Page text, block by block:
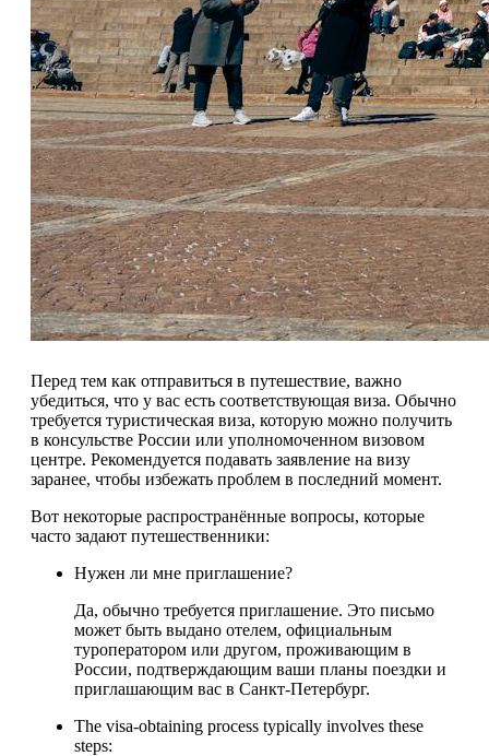
Перед тем как отправиться в путешествие, важно
убедиться, что у вас есть соответствующая виза. Обычно
требуется туристическая виза, которую можно получить
в консульстве России или уполномоченном визовом
центре. Рекомендуется подавать заявление на визу
заранее, чтобы избежать проблем в последний момент.
Вот некоторые распространённые вопросы, которые
часто задают путешественники:
Нужен ли мне приглашение?
Да, обычно требуется приглашение. Это письмо
может быть выдано отелем, официальным
туроператором или другом, проживающим в
России, подтверждающим ваши планы поездки и
приглашающим вас в Санкт-Петербург.
The visa-obtaining process typically involves these
steps: